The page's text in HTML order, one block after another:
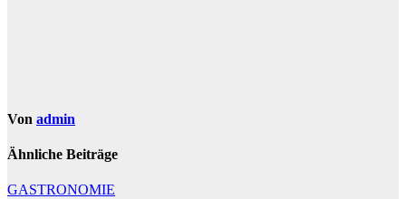
Von admin
Ähnliche Beiträge
GASTRONOMIE